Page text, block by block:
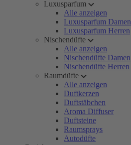
Luxusparfum
Alle anzeigen
Luxusparfum Damen
Luxusparfum Herren
Nischendüfte
Alle anzeigen
Nischendüfte Damen
Nischendüfte Herren
Raumdüfte
Alle anzeigen
Duftkerzen
Duftstäbchen
Aroma Diffuser
Duftsteine
Raumsprays
Autodüfte